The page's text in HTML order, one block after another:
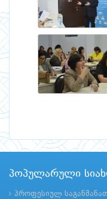
პოპულარული
პროფესიულ